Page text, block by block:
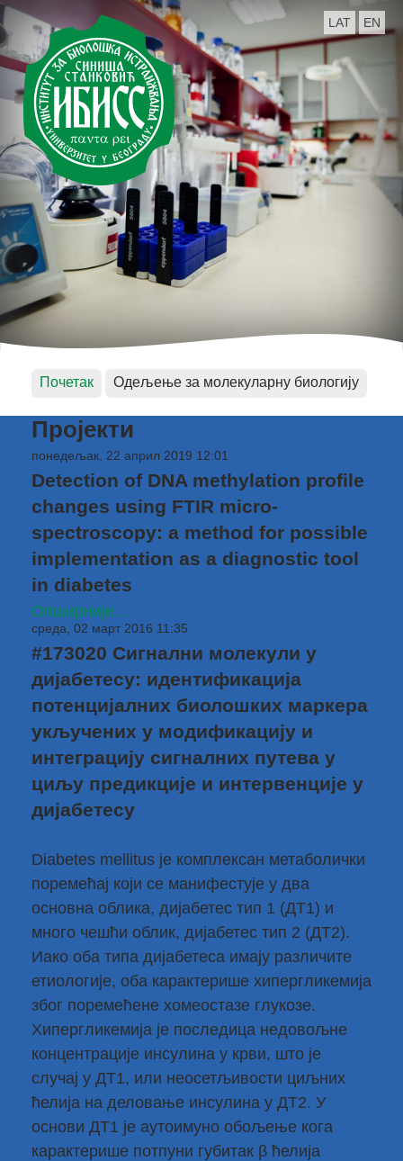
LAT EN
Почетак Одељење за молекуларну биологију
Пројекти
понедељак, 22 април 2019 12:01
Detection of DNA methylation profile
changes using FTIR micro-
spectroscopy: a method for possible
implementation as a diagnostic tool
in diabetes
Опширније...
среда, 02 март 2016 11:35
#173020 Сигнални молекули у
дијабетесу: идентификација
потенцијалних биолошких маркера
укључених у модификацију и
интеграцију сигналних путева у
циљу предикције и интервенције у
дијабетесу
Diabetes mellitus је комплексан метаболички
поремећај који се манифестује у два
основна облика, дијабетес тип 1 (ДТ1) и
много чешћи облик, дијабетес тип 2 (ДТ2).
Иако оба типа дијабетеса имају различите
етиологије, оба карактерише хипергликемија
због поремећене хомеостазе глукозе.
Хипергликемија је последица недовољне
концентрације инсулина у крви, што је
случај у ДТ1, или неосетљивости циљних
ћелија на деловање инсулина у ДТ2. У
основи ДТ1 је аутоимуно обољење кога
карактерише потпуни губитак β ћелија